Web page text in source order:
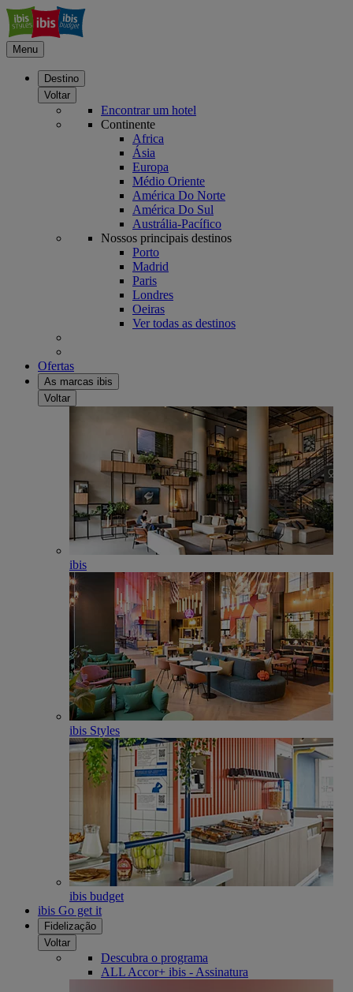
Menu
Destino
Voltar
Encontrar um hotel
Continente
Africa
Ásia
Europa
Médio Oriente
América Do Norte
América Do Sul
Austrália-Pacífico
Nossos principais destinos
Porto
Madrid
Paris
Londres
Oeiras
Ver todas as destinos
Ofertas
As marcas ibis
Voltar
ibis
ibis Styles
ibis budget
ibis Go get it
Fidelização
Voltar
Descubra o programa
ALL Accor+ ibis - Assinatura